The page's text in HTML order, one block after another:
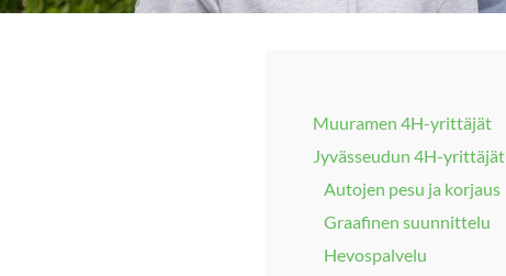
Muuramen 4H-yrittäjät
Jyvässeudun 4H-yrittäjät
Autojen pesu ja korjaus
Graafinen suunnittelu
Hevospalvelu